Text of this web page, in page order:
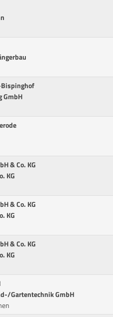
GmbH
& Co. KG
KG
& Co. KG
KG
& Co. KG
KG
Gartentechnik GmbH